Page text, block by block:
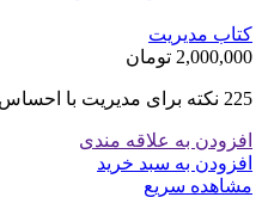
کتاب مدیریت
2,000,000 تومان
225 نکته برای مدیریت با احساس نوشته راجیو ستی
افزودن به علاقه مندی
افزودن به سبد خرید
مشاهده سریع